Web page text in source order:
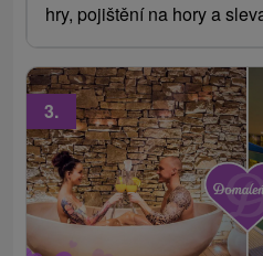
hry, pojištění na hory a
3.